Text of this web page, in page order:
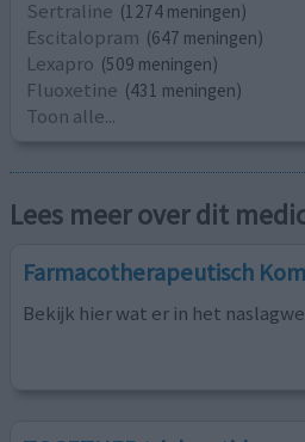
Sertraline (1274 meningen)
Escitalopram (647 meningen)
Lexapro (509 meningen)
Fluoxetine (431 meningen)
Toon alle...
Lees meer over dit
Farmacotherapeutisch
Bekijk hier wat er in het